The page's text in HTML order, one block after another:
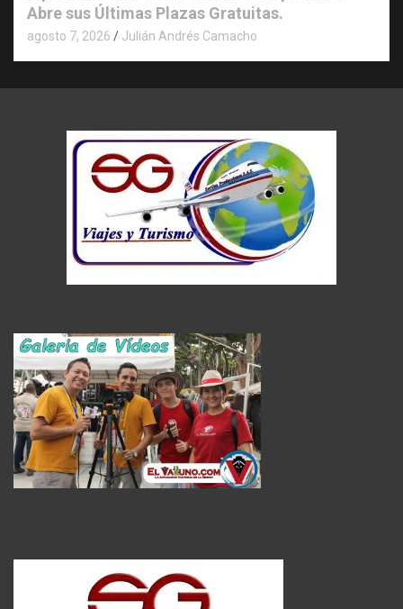
Abre sus Últimas Plazas Gratuitas.
agosto 7, 2026 Julián Andrés Camacho